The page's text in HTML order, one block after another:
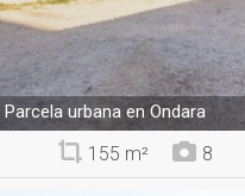
Parcelа urbana en Ondara
155 m² 8